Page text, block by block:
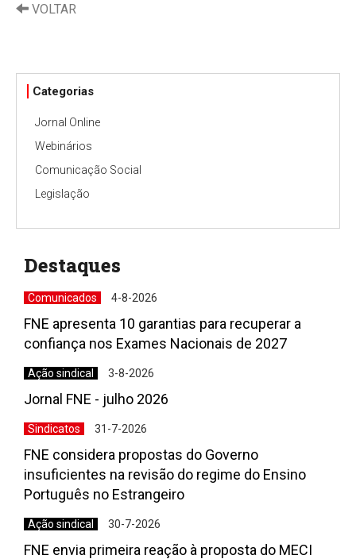
VOLTAR
Categorias
Jornal Online
Webinários
Comunicação Social
Legislação
Destaques
Comunicados 4-8-2026
FNE apresenta 10 garantias para recuperar a
confiança nos Exames Nacionais de 2027
Ação sindical 3-8-2026
Jornal FNE - julho 2026
Sindicatos 31-7-2026
FNE considera propostas do Governo
insuficientes na revisão do regime do Ensino
Português no Estrangeiro
Ação sindical 30-7-2026
FNE envia primeira reação à proposta do MECI